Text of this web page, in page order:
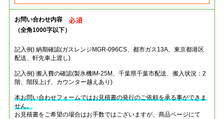
お問い合わせ内容
（全角1000字以下）
記入例) 納期確認(ガスレンジMGR-096CS、都市ガス13A、東京都港区
配送、軒先車上渡し)
記入例) 搬入費の確認(製氷機IM-25M、千葉県千葉市配送、搬入状況：2
階、階段上げ、カウンター越えあり)
本お問い合わせフォームではお見積書の発行のご依頼を承る事ができま
せん。
お見積書をご希望の場合はお手数ではございますが、商品ページにて